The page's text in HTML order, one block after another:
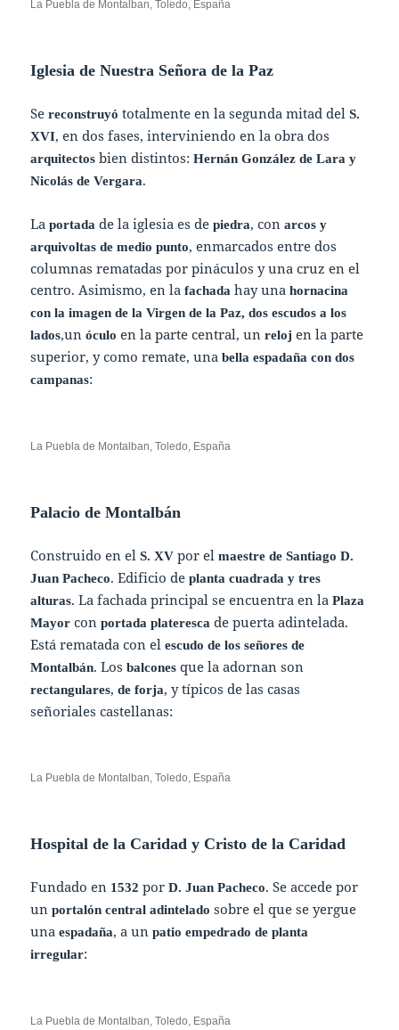
La Puebla de Montalban, Toledo, España
Iglesia de Nuestra Señora de la Paz
Sereconstruyó totalmente en la segunda mitad del S.
XVI, en dos fases, interviniendo en la obra dos
arquitectos bien distintos: Hernán González de Lara y
Nicolás de Vergara.
Laportada de la iglesia es depiedra, con arcos y
arquivoltas de medio punto, enmarcados entre dos
columnas rematadas por pináculos y una cruz en el
centro. Asimismo, en lafachada hay unahornacina
con la imagen de la Virgen de la Paz, dos escudos a los
lados,unóculo en la parte central, unreloj en la parte
superior, y como remate, unabella espadaña con dos
campanas:
La Puebla de Montalban, Toledo, España
Palacio de Montalbán
Construido en el S. XV por elmaestre de Santiago D.
Juan Pacheco. Edificio deplanta cuadrada y tres
alturas. La fachada principal se encuentra en laPlaza
Mayorconportada platerescade puerta adintelada.
Está rematada con elescudo de los señores de
Montalbán. Losbalcones que la adornan son
rectangulares,de forja, y típicos de las casas
señoriales castellanas:
La Puebla de Montalban, Toledo, España
Hospital de la Caridad y Cristo de la Caridad
Fundado en 1532 porD. Juan Pacheco. Se accede por
unportalón central adintelado sobre el que se yergue
unaespadaña, a un patio empedrado de planta
irregular:
La Puebla de Montalban, Toledo, España